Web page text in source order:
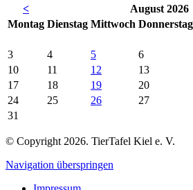
< August 2026
Montag Dienstag Mittwoch Donnerstag
3
4 5 6
10
11 12 13
17
18 19 20
24
25 26 27
31
© Copyright 2026. TierTafel Kiel e. V.
Navigation überspringen